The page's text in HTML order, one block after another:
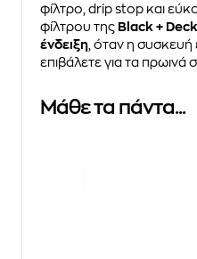
φίλτρο, drip stop και
φίλτρου της Black +
ένδειξη , όταν η συσκευή
επιβάλετε για τα πρωινά
Μάθε τα πάντα...